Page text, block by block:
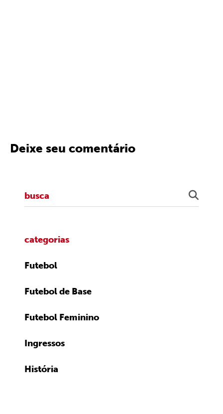
Deixe seu comentário
categorias
Futebol
Futebol de Base
Futebol Feminino
Ingressos
História